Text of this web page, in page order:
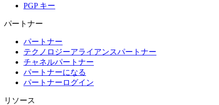
PGP キー
パートナー
パートナー
テクノロジーアライアンスパートナー
チャネルパートナー
パートナーになる
パートナーログイン
リソース